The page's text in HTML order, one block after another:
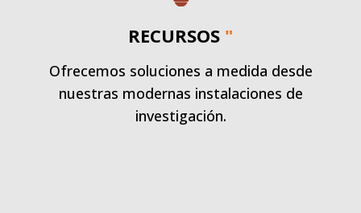
RECURSOS "
Ofrecemos soluciones a medida desde
nuestras modernas instalaciones de
investigación.